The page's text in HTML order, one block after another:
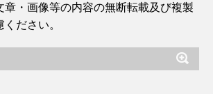
・画像等の内容の無断転載及び複製
ださい。